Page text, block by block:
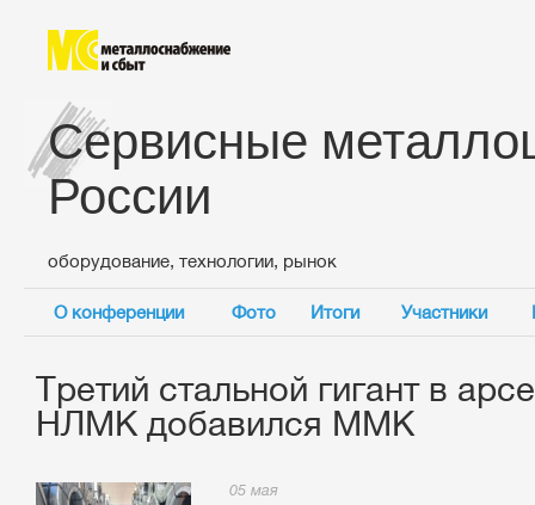
Сервисные
России
оборудование, технологии, рынок
О конференции Фото Итоги Участники
Третий стальной гигант в
НЛМК добавился ММК
05 мая